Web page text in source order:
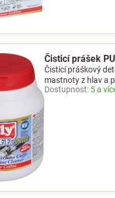
Čisticí prášek
Čisticí práškový
mastnoty z hlav a
Dostupnost: 5 a